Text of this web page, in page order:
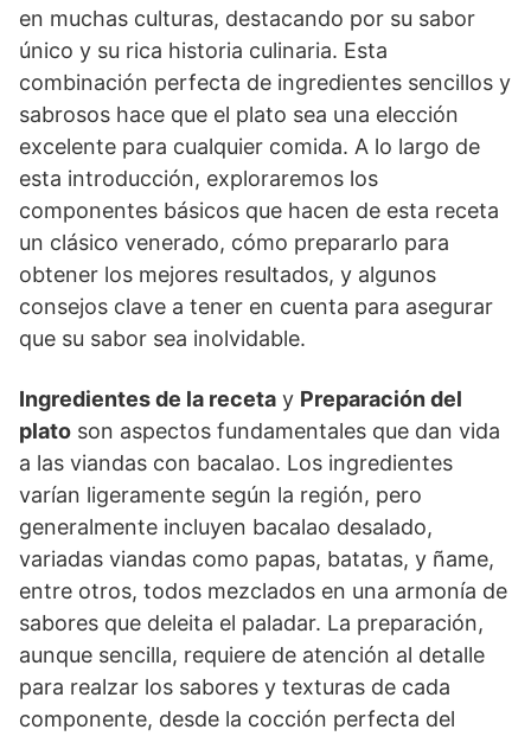
en muchas culturas, destacando por su sabor
único y su rica historia culinaria. Esta
combinación perfecta de ingredientes sencillos y
sabrosos hace que el plato sea una elección
excelente para cualquier comida. A lo largo de
esta introducción, exploraremos los
componentes básicos que hacen de esta receta
un clásico venerado, cómo prepararlo para
obtener los mejores resultados, y algunos
consejos clave a tener en cuenta para asegurar
que su sabor sea inolvidable.
Ingredientes de la receta y Preparación del
plato son aspectos fundamentales que dan vida
a las viandas con bacalao. Los ingredientes
varían ligeramente según la región, pero
generalmente incluyen bacalao desalado,
variadas viandas como papas, batatas, y ñame,
entre otros, todos mezclados en una armonía de
sabores que deleita el paladar. La preparación,
aunque sencilla, requiere de atención al detalle
para realzar los sabores y texturas de cada
componente, desde la cocción perfecta del